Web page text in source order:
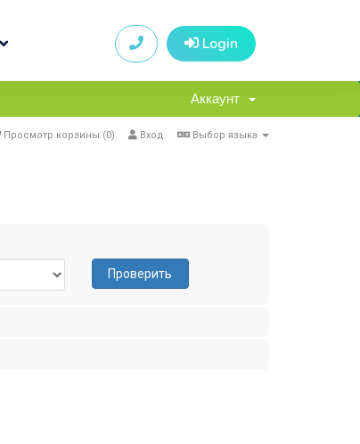
Login
Аккаунт
Выбор языка
Вход
Просмотр корзины (0)
Проверить